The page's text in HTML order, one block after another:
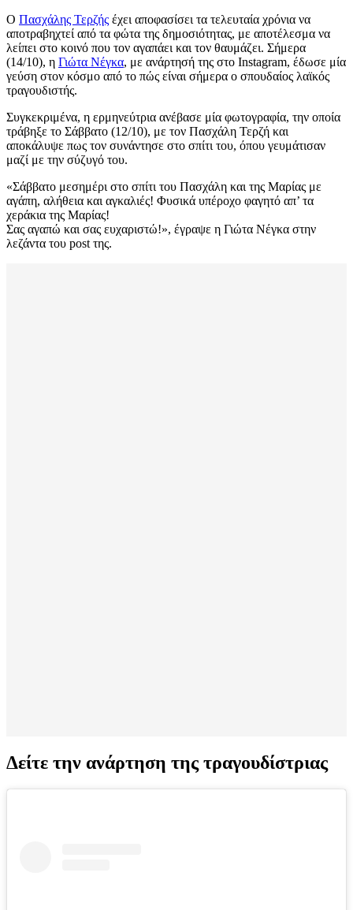
Ο Πασχάλης Τερζής έχει αποφασίσει τα τελευταία χρόνια να
αποτραβηχτεί από τα φώτα της δημοσιότητας, με αποτέλεσμα να
λείπει στο κοινό που τον αγαπάει και τον θαυμάζει. Σήμερα
(14/10), η Γιώτα Νέγκα, με ανάρτησή της στο Instagram, έδωσε μία
γεύση στον κόσμο από το πώς είναι σήμερα ο σπουδαίος λαϊκός
τραγουδιστής.
Συγκεκριμένα, η ερμηνεύτρια ανέβασε μία φωτογραφία, την οποία
τράβηξε το Σάββατο (12/10), με τον Πασχάλη Τερζή και
αποκάλυψε πως τον συνάντησε στο σπίτι του, όπου γευμάτισαν
μαζί με την σύζυγό του.
«Σάββατο μεσημέρι στο σπίτι του Πασχάλη και της Μαρίας με
αγάπη, αλήθεια και αγκαλιές! Φυσικά υπέροχο φαγητό απ’ τα
χεράκια της Μαρίας!
Σας αγαπώ και σας ευχαριστώ!», έγραψε η Γιώτα Νέγκα στην
λεζάντα του post της.
Δείτε την ανάρτηση της τραγουδίστριας